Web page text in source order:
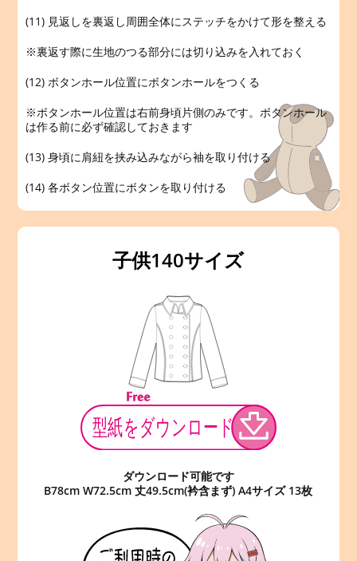
(11) 見返しを裏返し周囲全体にステッチをかけて形を整える
※裏返す際に生地のつる部分には切り込みを入れておく
(12) ボタンホール位置にボタンホールをつくる
※ボタンホール位置は右前身頃片側のみです。ボタンホール
は作る前に必ず確認しておきます
(13) 身頃に肩紐を挟み込みながら袖を取り付ける
(14) 各ボタン位置にボタンを取り付ける
子供140サイズ
ダウンロード可能です
B78cm W72.5cm 丈49.5cm(衿含まず) A4サイズ 13枚